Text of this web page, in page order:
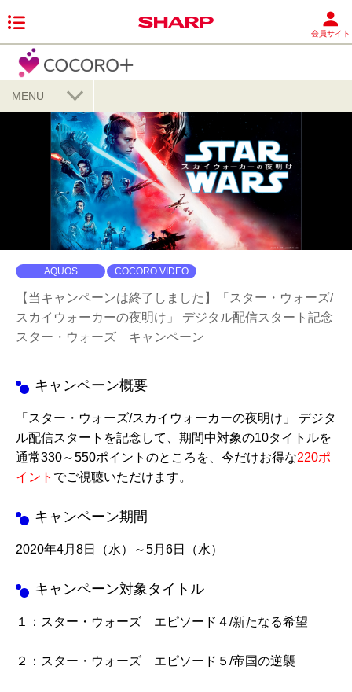
会員サイト
MENU
AQUOS COCORO VIDEO
【当キャンペーンは終了しました】「スター・ウォーズ/
スカイウォーカーの夜明け」 デジタル配信スタート記念
スター・ウォーズ キャンペーン
キャンペーン概要
「スター・ウォーズ/スカイウォーカーの夜明け」 デジタ
ル配信スタートを記念して、期間中対象の10タイトルを
通常330～550ポイントのところを、今だけお得な220ポ
イント でご視聴いただけます。
キャンペーン期間
2020年4月8日（水）～5月6日（水）
キャンペーン対象タイトル
１：スター・ウォーズ エピソード４/新たなる希望
２：スター・ウォーズ エピソード５/帝国の逆襲